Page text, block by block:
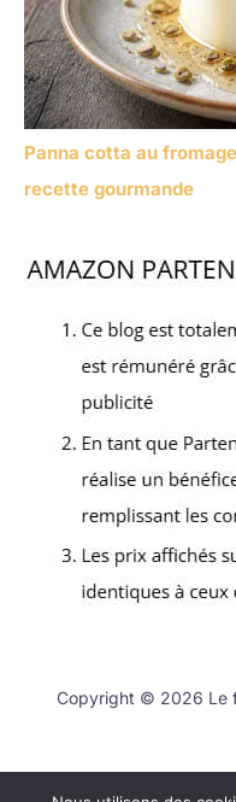
Panna cotta au
recette gourmande
Copyright © 2026 Le